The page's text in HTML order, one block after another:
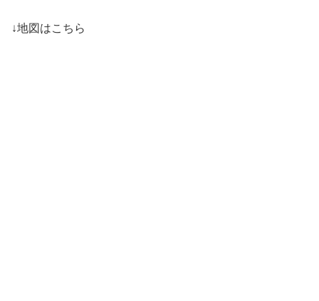
↓地図はこちら